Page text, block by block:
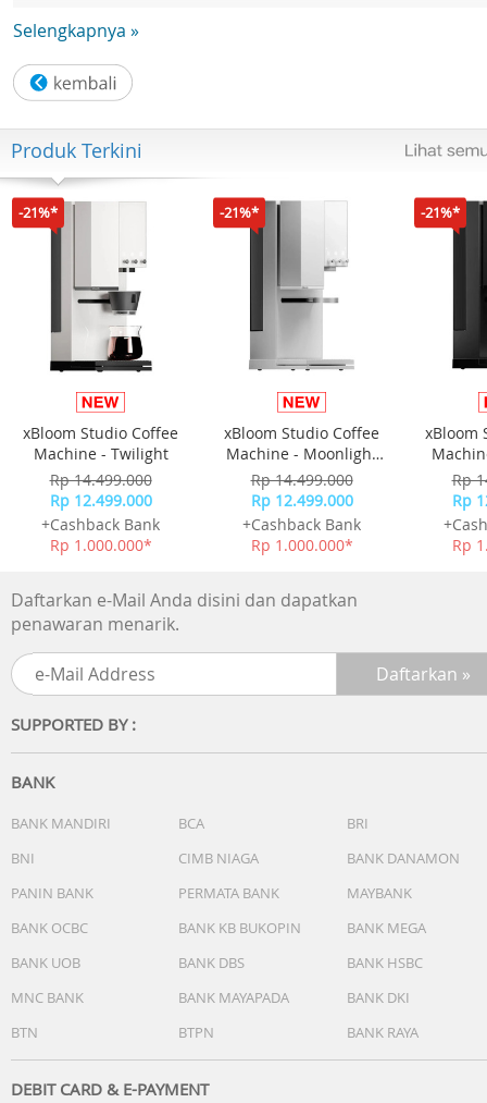
- Stopwatch 1/100 detik
- Mode pengukuran: Waktu berlalu, waktu split, waktu
posisi pertama-kedua
Alarm/sinyal waktu hitungan jam:
- Alarm harian
- Sinyal waktu hitungan jam
Cahaya: Cahaya latar LED
Warna cahaya LED: Amber
Akurasi: ±30 detik per bulan
- Format 12/24 jam
- Penunjuk waktu standar:Jam, menit, detik, pm, tanggal,
Garansi Resmi 1 Tahun
Include Box, Jam Tangan, Kartu Garansi, Manual
Selengkapnya »
Produk Terkini
-21%*
xBloom Studio Coffee
Machine - Twilight
Rp 14.499.000
Rp 12.499.000
+Cashback Bank
Rp 1.000.000*
-21%*
xBloom Studio Coffee
Machine - Moonlight
White
Rp 14.499.000
Rp 12.499.000
+Cashback Bank
Rp 1.000.000*
-21%*
xBloom
Rp
Rp
Rp
Daftarkan e-Mail Anda disini dan dapatkan
penawaran menarik.
SUPPORTED BY :
BANK
BANK MANDIRI BCA
BRI
BNI
CIMB NIAGA
BANK DANAMON
PANIN BANK
PERMATA BANK
MAYBANK
BANK OCBC
BANK KB BUKOPIN
BANK MEGA
BANK UOB
BANK DBS
BANK HSBC
MNC BANK
BANK MAYAPADA
BANK DKI
BTN
BTPN BANK RAYA
DEBIT CARD & E-PAYMENT